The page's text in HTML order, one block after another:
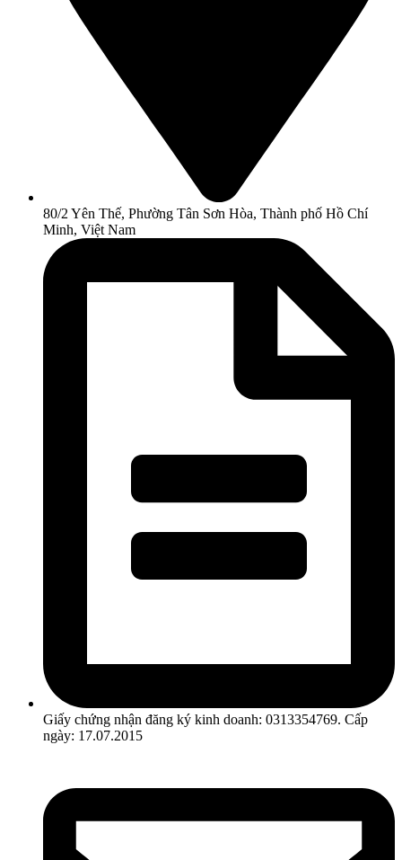
80/2 Yên Thế, Phường Tân Sơn Hòa, Thành phố Hồ Chí
Minh, Việt Nam
Giấy chứng nhận đăng ký kinh doanh: 0313354769. Cấp
ngày: 17.07.2015